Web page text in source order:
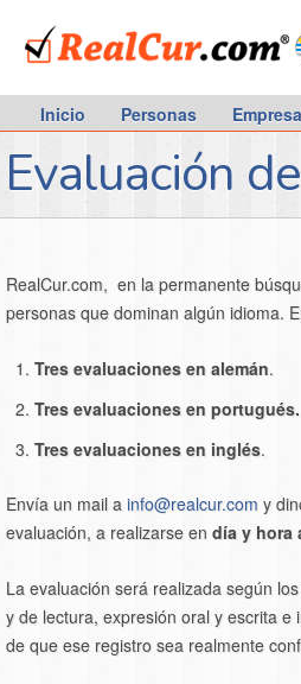
RealCur.com
Inicio Personas
Evaluación
RealCur.com, en la permanente
personas que dominan algún idioma.
Tres evaluaciones en alemán.
Tres evaluaciones en portugués.
Tres evaluaciones en inglés.
Envía un mail a info@realcur.com y
evaluación, a realizarse en día y hora
La evaluación será realizada según
y de lectura, expresión oral y escrita
de que ese registro sea realmente